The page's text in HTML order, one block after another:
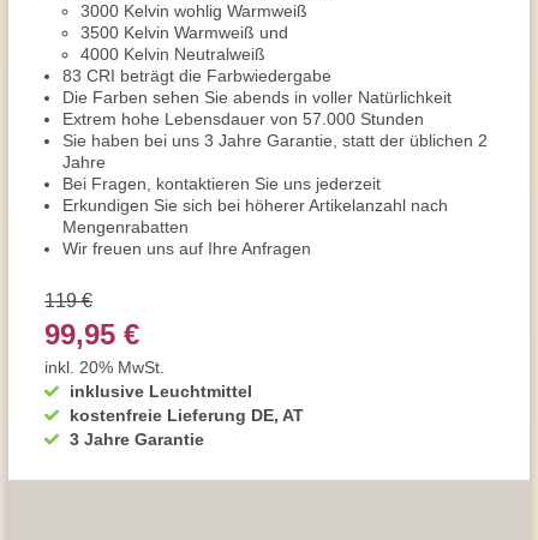
3000 Kelvin wohlig Warmweiß
3500 Kelvin Warmweiß und
4000 Kelvin Neutralweiß
83 CRI beträgt die Farbwiedergabe
Die Farben sehen Sie abends in voller Natürlichkeit
Extrem hohe Lebensdauer von 57.000 Stunden
Sie haben bei uns 3 Jahre Garantie, statt der üblichen 2
Jahre
Bei Fragen, kontaktieren Sie uns jederzeit
Erkundigen Sie sich bei höherer Artikelanzahl nach
Mengenrabatten
Wir freuen uns auf Ihre Anfragen
inklusive Leuchtmittel
kostenfreie Lieferung DE, AT
3 Jahre Garantie
119 €
99,95 €
inkl. 20% MwSt.